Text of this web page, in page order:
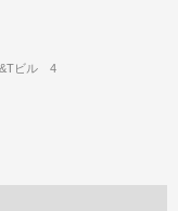
ビル 4